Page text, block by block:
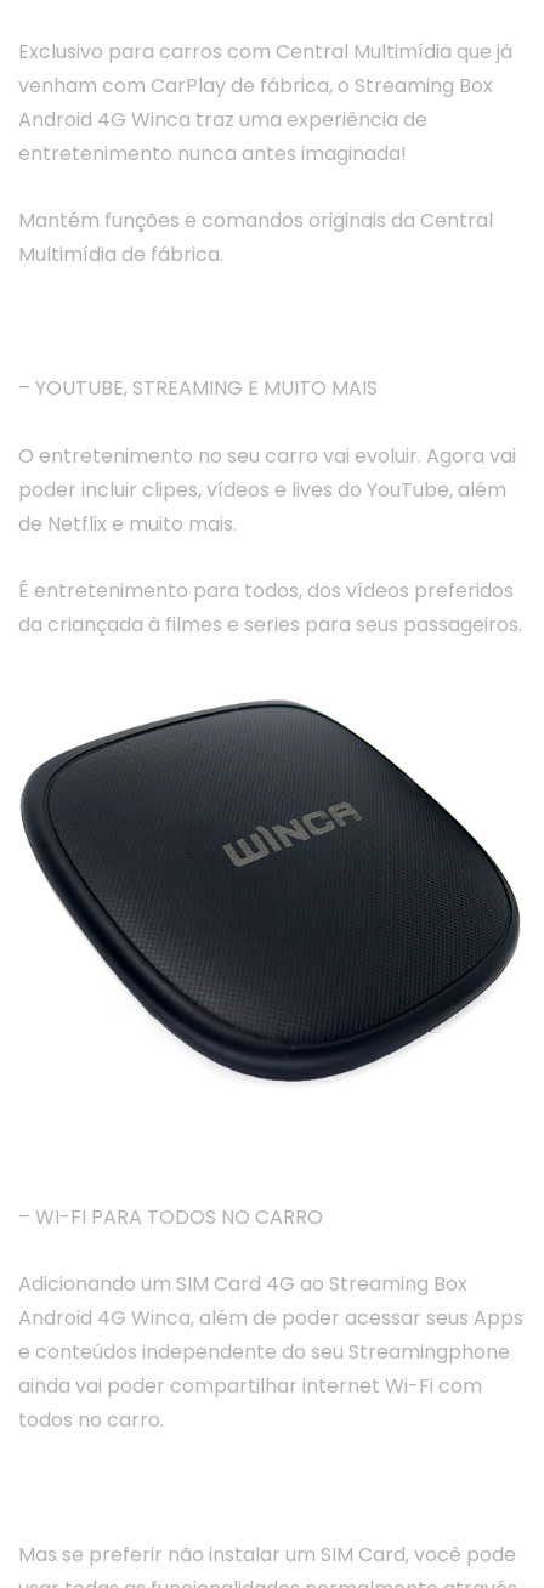
Exclusivo para carros com Central Multimídia que já
venham com CarPlay de fábrica, o Streaming Box
Android 4G Winca traz uma experiência de
entretenimento nunca antes imaginada!
Mantém funções e comandos originais da Central
Multimídia de fábrica.
– YOUTUBE, STREAMING E MUITO MAIS
O entretenimento no seu carro vai evoluir. Agora vai
poder incluir clipes, vídeos e lives do YouTube, além
de Netflix e muito mais.
É entretenimento para todos, dos vídeos preferidos
da criançada à filmes e series para seus passageiros.
– WI-FI PARA TODOS NO CARRO
Adicionando um SIM Card 4G ao Streaming Box
Android 4G Winca, além de poder acessar seus Apps
e conteúdos independente do seu Streamingphone
ainda vai poder compartilhar internet Wi-Fi com
todos no carro.
Mas se preferir não instalar um SIM Card, você pode